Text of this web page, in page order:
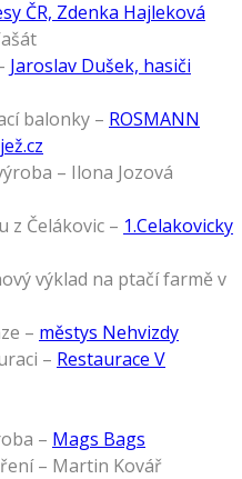
ČR, Zdenka Hajleková
Jaroslav Dušek, hasiči
balonky – ROSMANN
– Ilona Jozová
z Čelákovic – 1.Celakovicky
výklad na ptačí farmě v
– městys Nehvizdy
– Restaurace V
– Mags Bags
– Martin Kovář